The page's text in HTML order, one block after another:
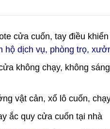
cửa cuốn, tay điều
dịch vụ, phòng trọ,
không chạy, không
vật cản, xổ lô cuốn,
ắc quy cửa cuốn tại nhà